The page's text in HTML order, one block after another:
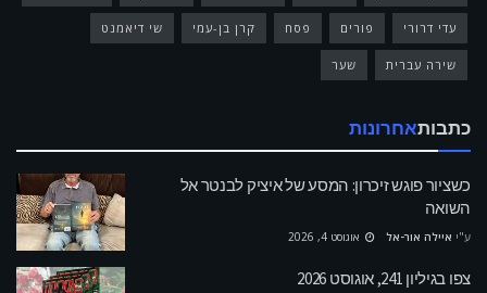
עדי דרורי פורים פסח קרן בן-עמי שי דיאמנט
שירה עברית שער
כתבותאחרונות
כשציור פוגש זיכרון: המסע של איציק לבנטר אל
השואה
ע"י איילה אור-אל אוגוסט 4, 2026
צפו בגיליון 241, אוגוסט 2026